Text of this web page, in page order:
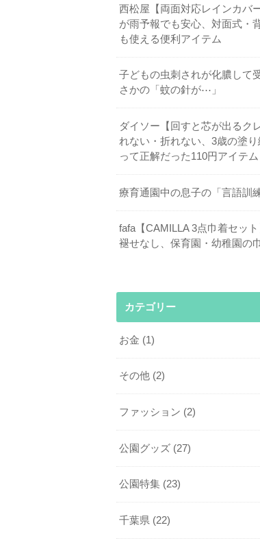
西松屋【両面対応レインカバ
が雨予報でも安心、対面式・
も使える便利アイテム
子どもの虫刺されが化膿して
さかの「蚊の針が⋯」
ダイソー【回すと芯が出るク
れない・折れない、3歳の塗
って正解だった110円アイテム
療育通園中の息子の「言語訓
fafa【CAMILLA 3点巾着セッ
褪せなし、保育園・幼稚園の
カテゴリー
お金 (1)
その他 (2)
ファッション (2)
公園グッズ (27)
公園特集 (23)
千葉県 (22)